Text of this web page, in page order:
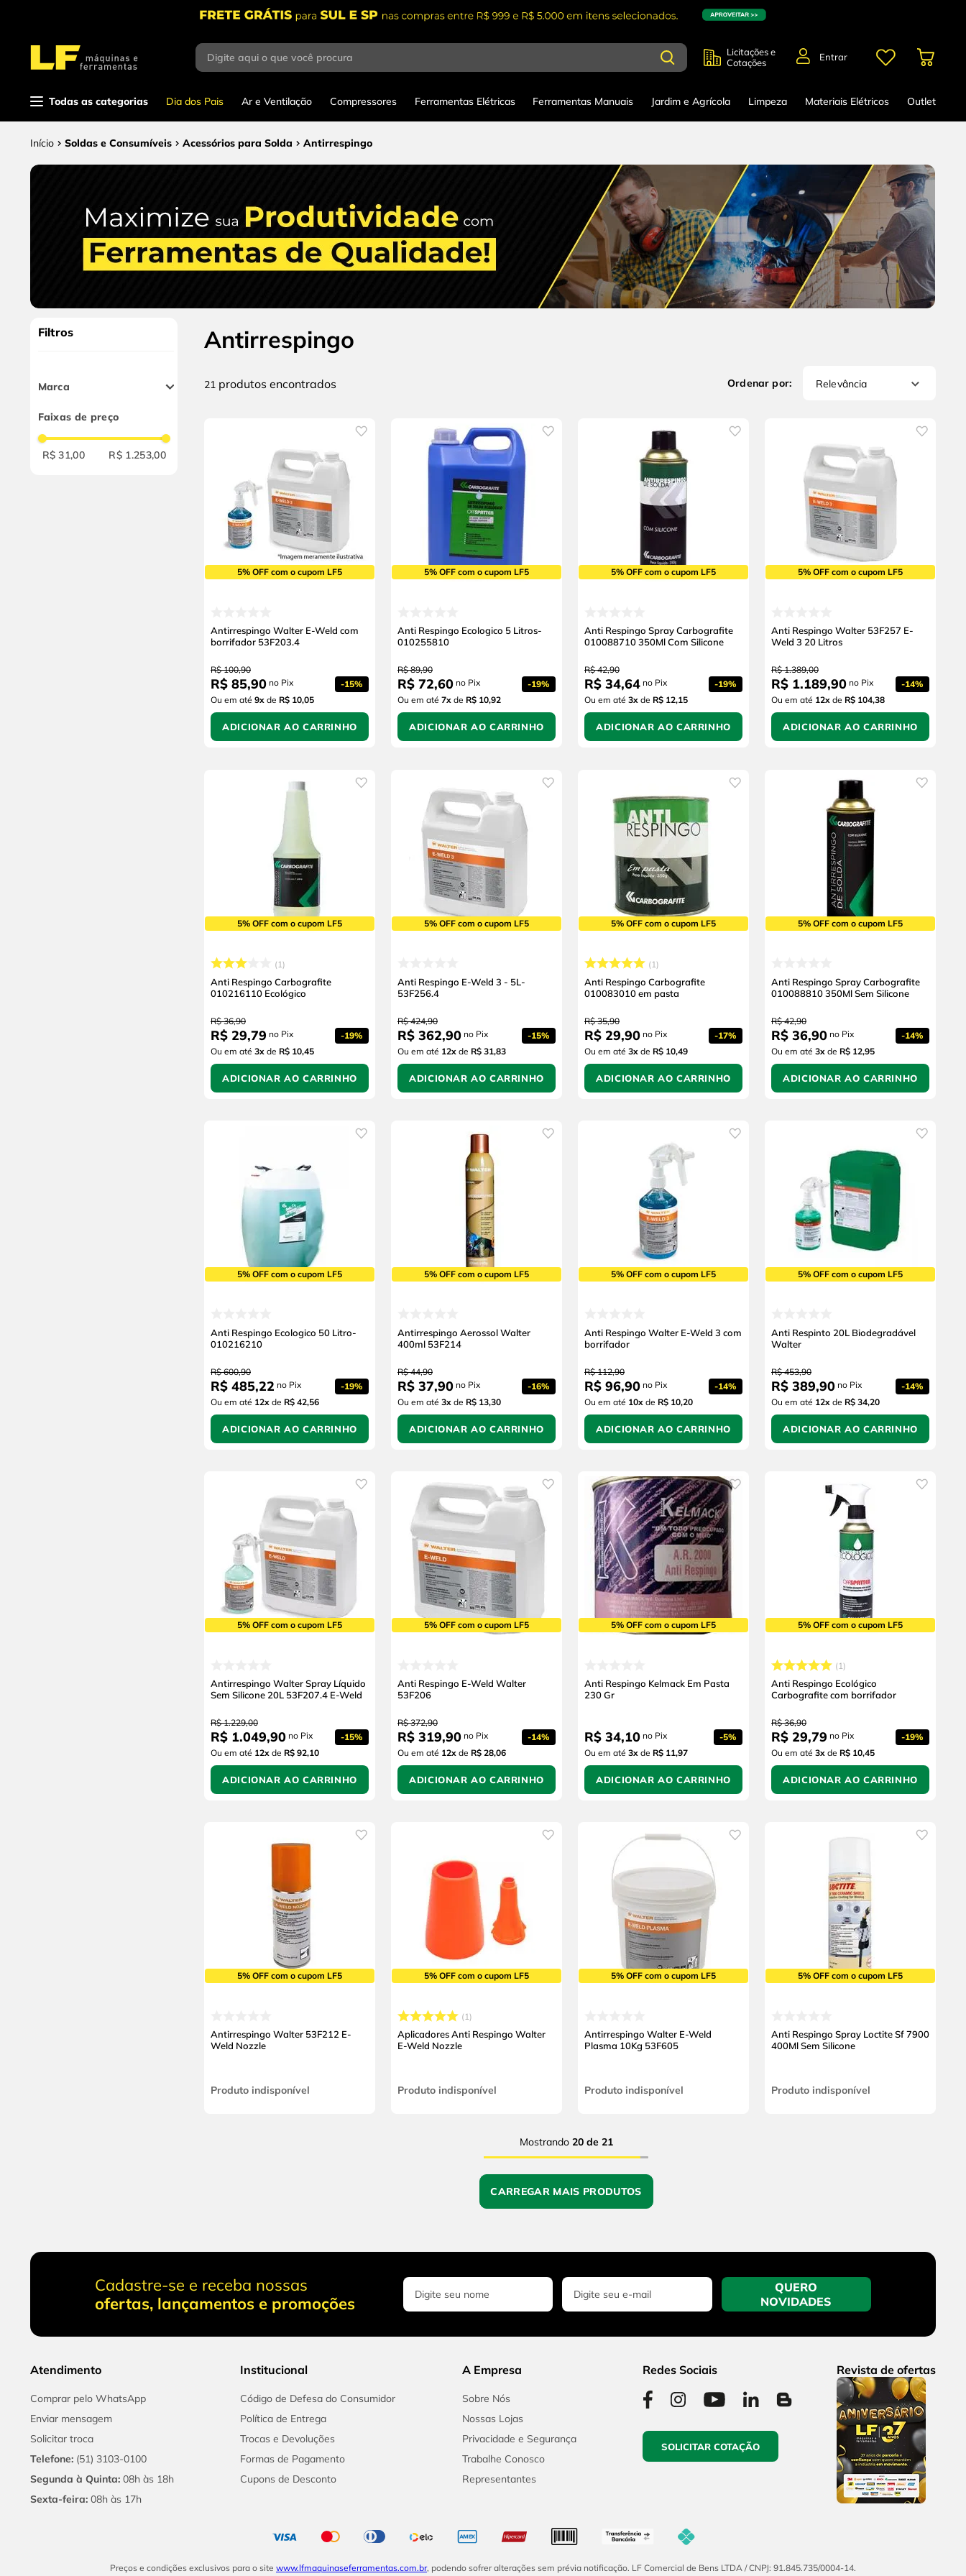
Digite aqui o que você procura
Licitações e
Cotações
Entrar
Todas as categorias Dia dos Pais Ar e Ventilação Compressores Ferramentas Elétricas Ferramentas Manuais Jardim e Agrícola Limpeza Materiais Elétricos Outlet
Soldas e Consumíveis Acessórios para Solda Antirrespingo
Filtros
Marca
Carbografite
Loctite
Kelmack
Faixas de preço
R$ 31,00 R$ 1.253,00
Antirrespingo
21 produtos Relevância
5% OFF com o cupom LF5
Antirrespingo Walter E-Weld com
borrifador 53F203.4
R$ 100,90
R$ 85,90 no Pix -15%
Ou em até 9x de R$ 10,05
ADICIONAR AO CARRINHO
5% OFF com o cupom LF5
Anti Respingo Ecologico 5 Litros-
010255810
R$ 89,90
R$ 72,60 no Pix -19%
Ou em até 7x de R$ 10,92
ADICIONAR AO CARRINHO
5% OFF com o cupom LF5
Anti Respingo Spray Carbografite
010088710 350Ml Com Silicone
R$ 42,90
R$ 34,64 no Pix -19%
Ou em até 3x de R$ 12,15
ADICIONAR AO CARRINHO
5% OFF com o cupom LF5
Anti Respingo Walter 53F257 E-
Weld 3 20 Litros
R$ 1.389,00
R$ 1.189,90 no Pix -14%
Ou em até 12x de R$ 104,38
ADICIONAR AO CARRINHO
5% OFF com o cupom LF5
1
Anti Respingo Carbografite
010216110 Ecológico
R$ 36,90
R$ 29,79 no Pix -19%
Ou em até 3x de R$ 10,45
ADICIONAR AO CARRINHO
5% OFF com o cupom LF5
Anti Respingo E-Weld 3 - 5L-
53F256.4
R$ 424,90
R$ 362,90 no Pix -15%
Ou em até 12x de R$ 31,83
ADICIONAR AO CARRINHO
5% OFF com o cupom LF5
1
Anti Respingo Carbografite
010083010 em pasta
R$ 35,90
R$ 29,90 no Pix -17%
Ou em até 3x de R$ 10,49
ADICIONAR AO CARRINHO
5% OFF com o cupom LF5
Anti Respingo Spray Carbografite
010088810 350Ml Sem Silicone
R$ 42,90
R$ 36,90 no Pix -14%
Ou em até 3x de R$ 12,95
ADICIONAR AO CARRINHO
5% OFF com o cupom LF5
Anti Respingo Ecologico 50 Litro-
010216210
R$ 600,90
R$ 485,22 no Pix -19%
Ou em até 12x de R$ 42,56
ADICIONAR AO CARRINHO
5% OFF com o cupom LF5
Antirrespingo Aerossol Walter
400ml 53F214
R$ 44,90
R$ 37,90 no Pix -16%
Ou em até 3x de R$ 13,30
ADICIONAR AO CARRINHO
5% OFF com o cupom LF5
Anti Respingo Walter E-Weld 3 com
borrifador
R$ 112,90
R$ 96,90 no Pix -14%
Ou em até 10x de R$ 10,20
ADICIONAR AO CARRINHO
5% OFF com o cupom LF5
Anti Respinto 20L Biodegradável
Walter
R$ 453,90
R$ 389,90 no Pix -14%
Ou em até 12x de R$ 34,20
ADICIONAR AO CARRINHO
5% OFF com o cupom LF5
Antirrespingo Walter Spray Líquido
Sem Silicone 20L 53F207.4 E-Weld
R$ 1.229,00
R$ 1.049,90 no Pix -15%
Ou em até 12x de R$ 92,10
ADICIONAR AO CARRINHO
5% OFF com o cupom LF5
Anti Respingo E-Weld Walter
53F206
R$ 372,90
R$ 319,90 no Pix -14%
Ou em até 12x de R$ 28,06
ADICIONAR AO CARRINHO
5% OFF com o cupom LF5
Anti Respingo Kelmack Em Pasta
230 Gr
R$ 34,10 no Pix -5%
Ou em até 3x de R$ 11,97
ADICIONAR AO CARRINHO
5% OFF com o cupom LF5
1
Anti Respingo Ecológico
Carbografite com borrifador
R$ 36,90
R$ 29,79 no Pix -19%
Ou em até 3x de R$ 10,45
ADICIONAR AO CARRINHO
5% OFF com o cupom LF5
Antirrespingo Walter 53F212 E-
Weld Nozzle
Produto indisponível
5% OFF com o cupom LF5
1
Aplicadores Anti Respingo Walter
E-Weld Nozzle
Produto indisponível
5% OFF com o cupom LF5
Antirrespingo Walter E-Weld
Plasma 10Kg 53F605
Produto indisponível
5% OFF com o cupom LF5
Anti Respingo Spray Loctite Sf 7900
400Ml Sem Silicone
Produto indisponível
Mostrando 20 de 21
Cadastre-se e receba nossas
ofertas, lançamentos e promoções
QUERO
NOVIDADES
Atendimento
Comprar pelo WhatsApp
Enviar mensagem
Solicitar troca
Telefone: (51) 3103-0100
Segunda à Quinta: 08h às 18h
Sexta-feira: 08h às 17h
Institucional
Código de Defesa do Consumidor
Política de Entrega
Trocas e Devoluções
Formas de Pagamento
Cupons de Desconto
A Empresa
Sobre Nós
Nossas Lojas
Privacidade e Segurança
Trabalhe Conosco
Representantes
Redes Sociais
SOLICITAR COTAÇÃO
Revista de ofertas
Preços e condições exclusivos para o site www.lfmaquinaseferramentas.com.br, podendo sofrer alterações sem prévia notificação. LF Comercial de Bens LTDA / CNPJ: 91.845.735/0004-14.
Termos mais buscados
caixa ferramentas
alicate